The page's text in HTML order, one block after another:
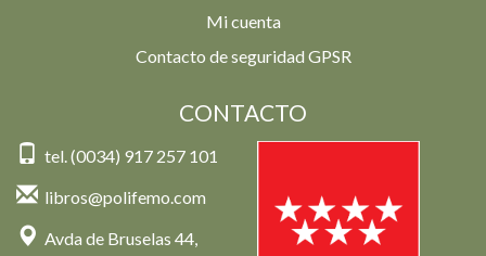
Mi cuenta
Contacto de seguridad GPSR
CONTACTO
tel. (0034) 917 257 101
libros@polifemo.com
Avda de Bruselas 44,